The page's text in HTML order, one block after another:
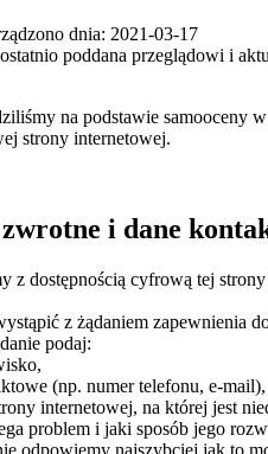
dnia: 2021-03-17
poddana przeglądowi i
na podstawie samooceny
strony internetowej.
i dane
z dostępnością cyfrową tej
z żądaniem zapewnienia
podaj:
(np. numer telefonu, e-mail),
internetowej, na której jest
problem i jaki sposób jego
odpowiemy najszybciej jak to